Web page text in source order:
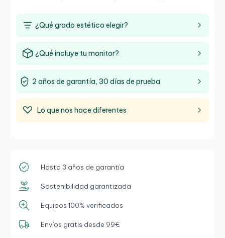
¿Qué grado estético elegir?
¿Qué incluye tu monitor?
2 años de garantía, 30 días de prueba
Lo que nos hace diferentes
Hasta 3 años de garantía
Sostenibilidad garantizada
Equipos 100% verificados
Envíos gratis desde 99€